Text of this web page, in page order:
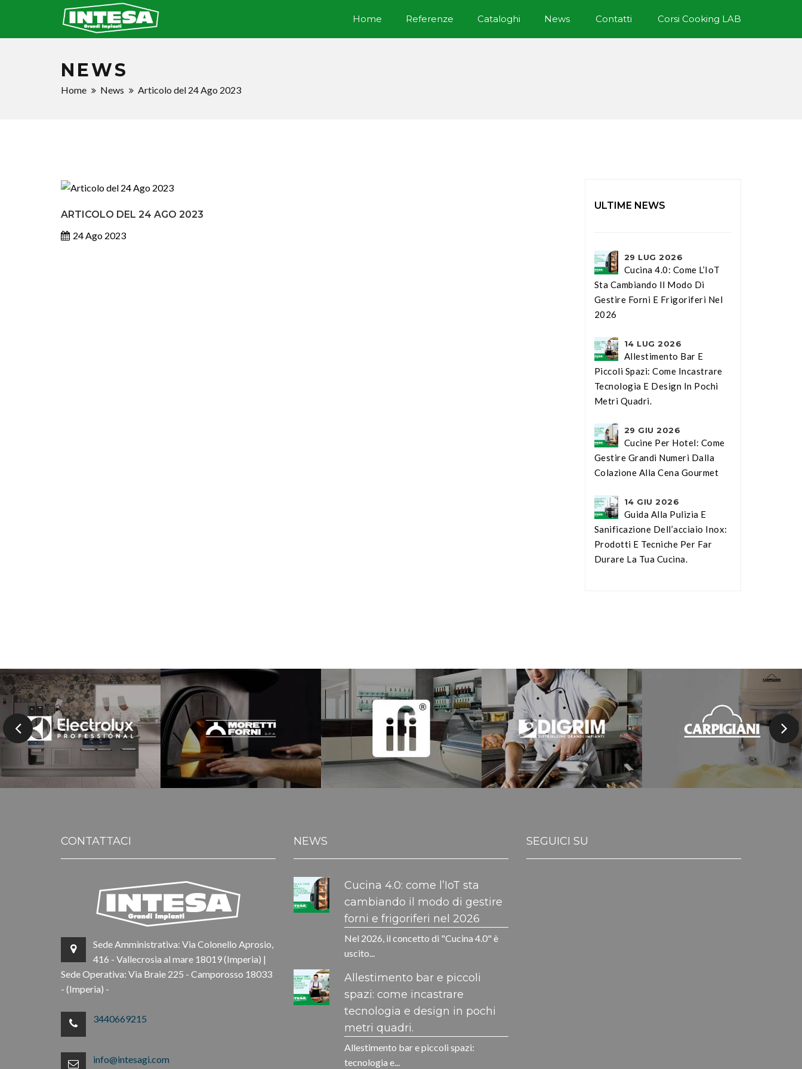
Home Referenze Cataloghi News Contatti Corsi Cooking LAB
NEWS
Home News Articolo del 24 Ago 2023
ARTICOLO DEL 24 AGO 2023
24 Ago 2023
ULTIME NEWS
29 LUG 2026
Cucina 4.0: Come L’IoT
Sta Cambiando Il Modo Di
Gestire Forni E Frigoriferi Nel
2026
14 LUG 2026
Allestimento Bar E
Piccoli Spazi: Come Incastrare
Tecnologia E Design In Pochi
Metri Quadri.
29 GIU 2026
Cucine Per Hotel: Come
Gestire Grandi Numeri Dalla
Colazione Alla Cena Gourmet
14 GIU 2026
Guida Alla Pulizia E
Sanificazione Dell’acciaio Inox:
Prodotti E Tecniche Per Far
Durare La Tua Cucina.
CONTATTACI
Sede Amministrativa: Via Colonello Aprosio,
416 - Vallecrosia al mare 18019 (Imperia) |
Sede Operativa: Via Braie 225 - Camporosso 18033
- (Imperia) -
3440669215
info@intesagi.com
NEWS
Cucina 4.0: come l’IoT sta
cambiando il modo di gestire
forni e frigoriferi nel 2026
Nel 2026, il concetto di "Cucina 4.0" è
uscito...
Allestimento bar e piccoli
spazi: come incastrare
tecnologia e design in pochi
metri quadri.
Allestimento bar e piccoli spazi:
tecnologia e...
SEGUICI SU